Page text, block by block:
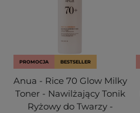
PROMOCJA BESTSELLER
Anua - Rice 70 Glow Milky
Toner - Nawilżający Tonik
Ryżowy do Twarzy -